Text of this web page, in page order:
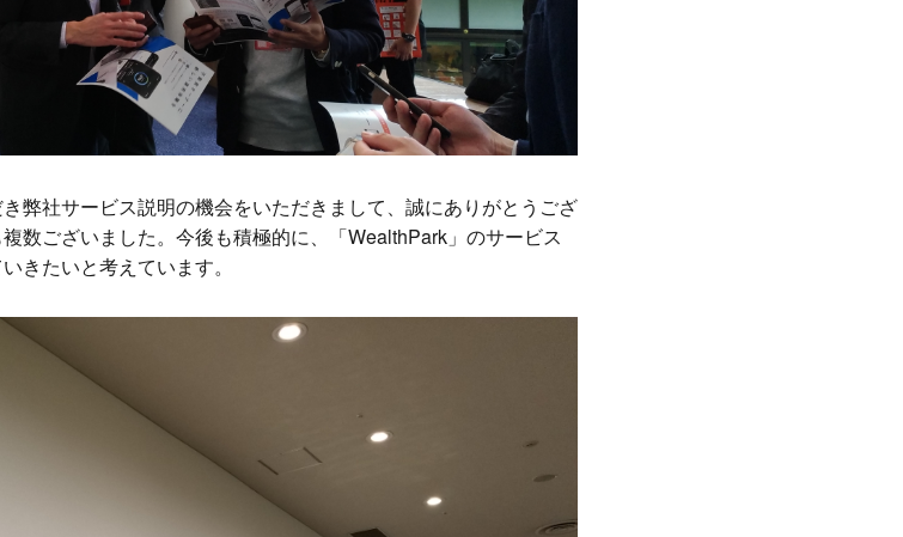
弊社サービス説明の機会をいただきまして、誠にありがとうござ
数ございました。今後も積極的に、「WealthPark」のサービス
きたいと考えています。